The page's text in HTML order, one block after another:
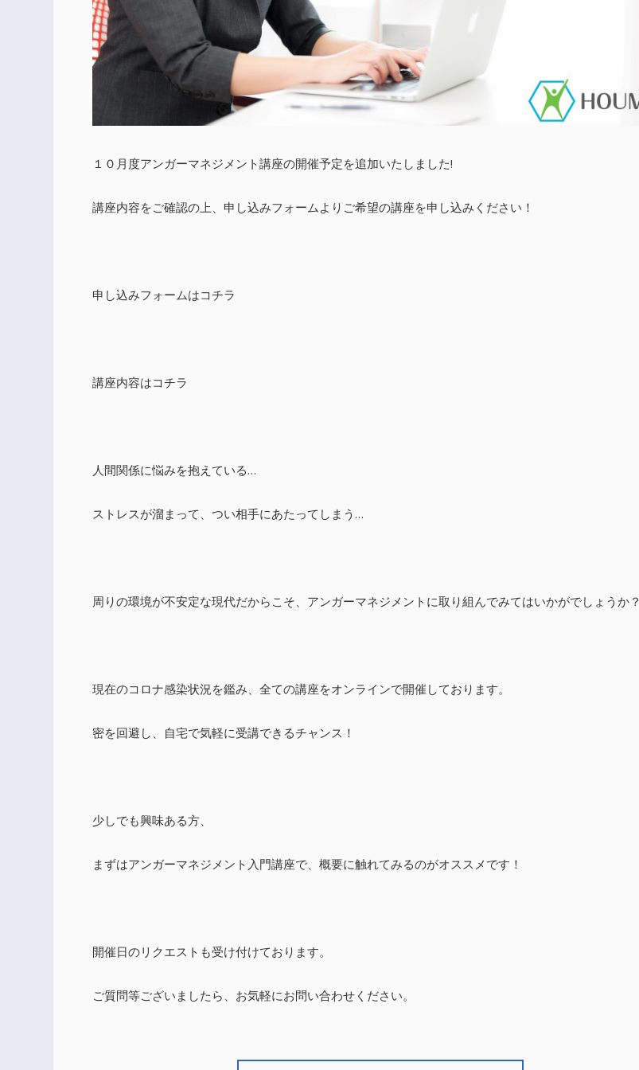
１０月度アンガーマネジメント講座の開催予定を追加いたしました!
講座内容をご確認の上、申し込みフォームよりご希望の講座を申し込みください！
申し込みフォームはコチラ
講座内容はコチラ
人間関係に悩みを抱えている…
ストレスが溜まって、つい相手にあたってしまう…
周りの環境が不安定な現代だからこそ、アンガーマネジメントに取り組んでみてはいかがでしょうか？
現在のコロナ感染状況を鑑み、全ての講座をオンラインで開催しております。
密を回避し、自宅で気軽に受講できるチャンス！
少しでも興味ある方、
まずはアンガーマネジメント入門講座で、概要に触れてみるのがオススメです！
開催日のリクエストも受け付けております。
ご質問等ございましたら、お気軽にお問い合わせください。